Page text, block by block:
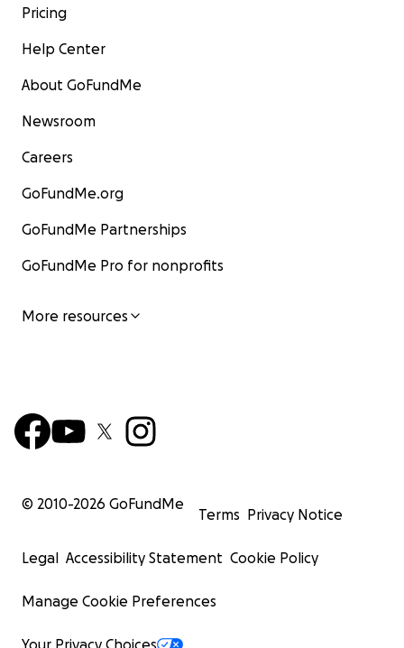
Pricing
Help Center
About GoFundMe
Newsroom
Careers
GoFundMe.org
GoFundMe Partnerships
GoFundMe Pro for nonprofits
More resources
© 2010-2026 GoFundMe
Terms Privacy Notice
Legal Accessibility Statement Cookie Policy
Manage Cookie Preferences
Your Privacy Choices